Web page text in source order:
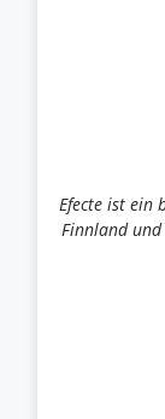
Efecte ist ein
Finnland und